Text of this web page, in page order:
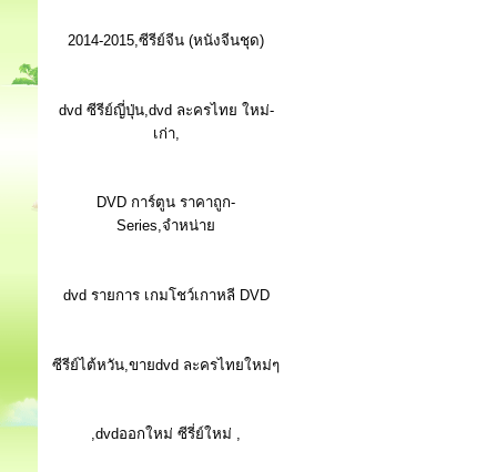
2014-2015,ซีรีย์จีน (หนังจีนชุด)
dvd ซีรีย์ญี่ปุ่น,dvd ละครไทย ใหม่-
เก่า,
DVD การ์ตูน ราคาถูก-
Series,จำหน่าย
dvd รายการ เกมโชว์เกาหลี DVD
ซีรีย์ไต้หวัน,ขายdvd ละครไทยใหม่ๆ
,dvdออกใหม่ ซีรี่ย์ใหม่ ,